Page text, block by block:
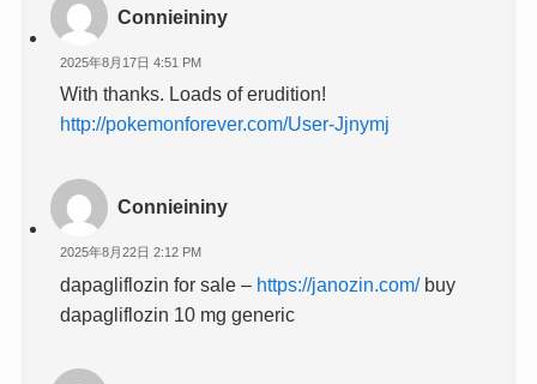
Connieininy
2025年8月17日 4:51 PM
With thanks. Loads of erudition!
http://pokemonforever.com/User-Jjnymj
Connieininy
2025年8月22日 2:12 PM
dapagliflozin for sale – https://janozin.com/buy
dapagliflozin 10 mg generic